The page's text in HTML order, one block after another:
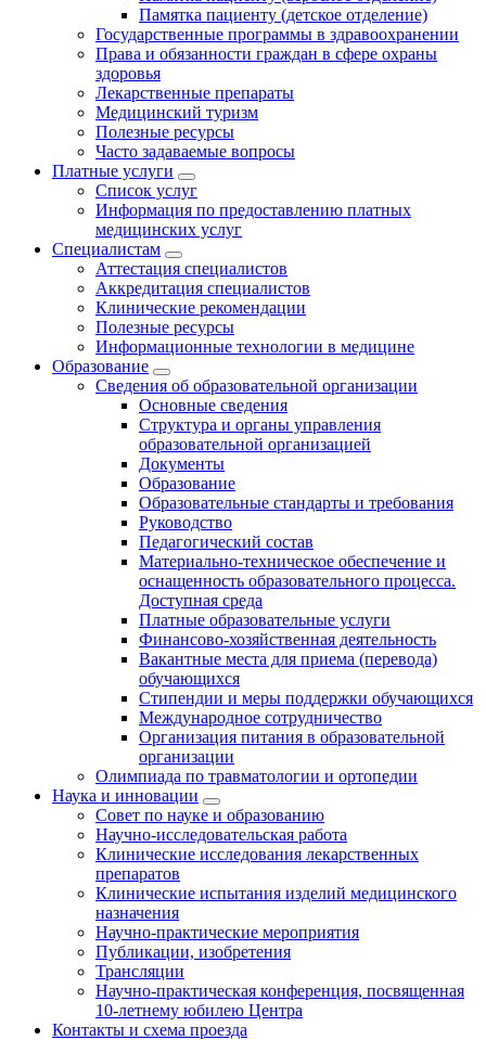
Памятка пациенту (детское отделение)
Государственные программы в здравоохранении
Права и обязанности граждан в сфере охраны
здоровья
Лекарственные препараты
Медицинский туризм
Полезные ресурсы
Часто задаваемые вопросы
Платные услуги
Список услуг
Информация по предоставлению платных
медицинских услуг
Специалистам
Аттестация специалистов
Аккредитация специалистов
Клинические рекомендации
Полезные ресурсы
Информационные технологии в медицине
Образование
Сведения об образовательной организации
Основные сведения
Структура и органы управления
образовательной организацией
Документы
Образование
Образовательные стандарты и требования
Руководство
Педагогический состав
Материально-техническое обеспечение и
оснащенность образовательного процесса.
Доступная среда
Платные образовательные услуги
Финансово-хозяйственная деятельность
Вакантные места для приема (перевода)
обучающихся
Стипендии и меры поддержки обучающихся
Международное сотрудничество
Организация питания в образовательной
организации
Олимпиада по травматологии и ортопедии
Наука и инновации
Совет по науке и образованию
Научно-исследовательская работа
Клинические исследования лекарственных
препаратов
Клинические испытания изделий медицинского
назначения
Научно-практические мероприятия
Публикации, изобретения
Трансляции
Научно-практическая конференция, посвященная
10-летнему юбилею Центра
Контакты и схема проезда